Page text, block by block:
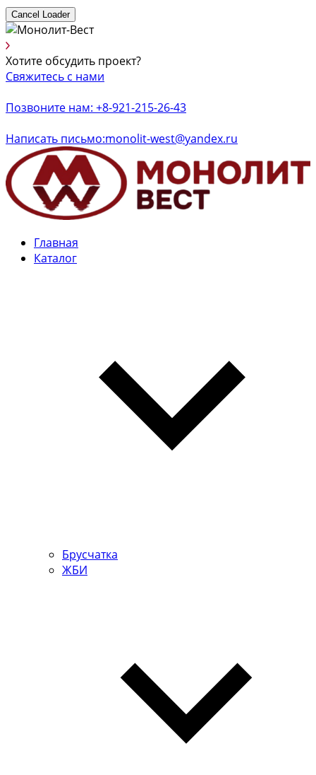
Cancel Loader
Хотите обсудить проект?
Свяжитесь с нами
Позвоните нам: +8-921-215-26-43
Написать письмо:monolit-west@yandex.ru
Главная
Каталог
Брусчатка
ЖБИ